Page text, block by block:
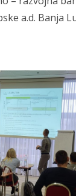
a.d. Banja